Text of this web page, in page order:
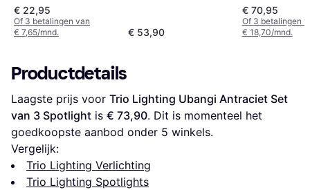
€ 22,95
Of 3 betalingen van
€ 7,65/mnd.
€ 53,90
€ 70,95
Of 3 betalingen
€ 18,70/mnd.
Productdetails
Laagste prijs voor Trio Lighting Ubangi Antraciet Set
van 3 Spotlight is € 73,90. Dit is momenteel het
goedkoopste aanbod onder 5 winkels.
Vergelijk:
Trio Lighting Verlichting
Trio Lighting Spotlights